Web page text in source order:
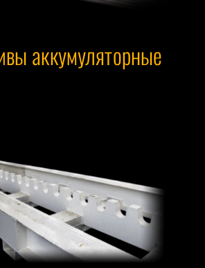
аккумуляторные